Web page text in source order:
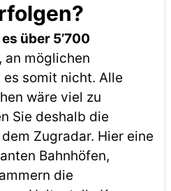
über 5’700
an möglichen
somit nicht. Alle
wäre viel zu
Sie deshalb die
Zugradar. Hier eine
Bahnhöfen,
die